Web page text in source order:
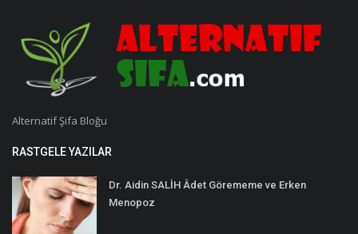
Alternatif Şifa Bloğu
RASTGELE YAZILAR
Dr. Aidin SALİH Âdet Görememe ve Erken
Menopoz